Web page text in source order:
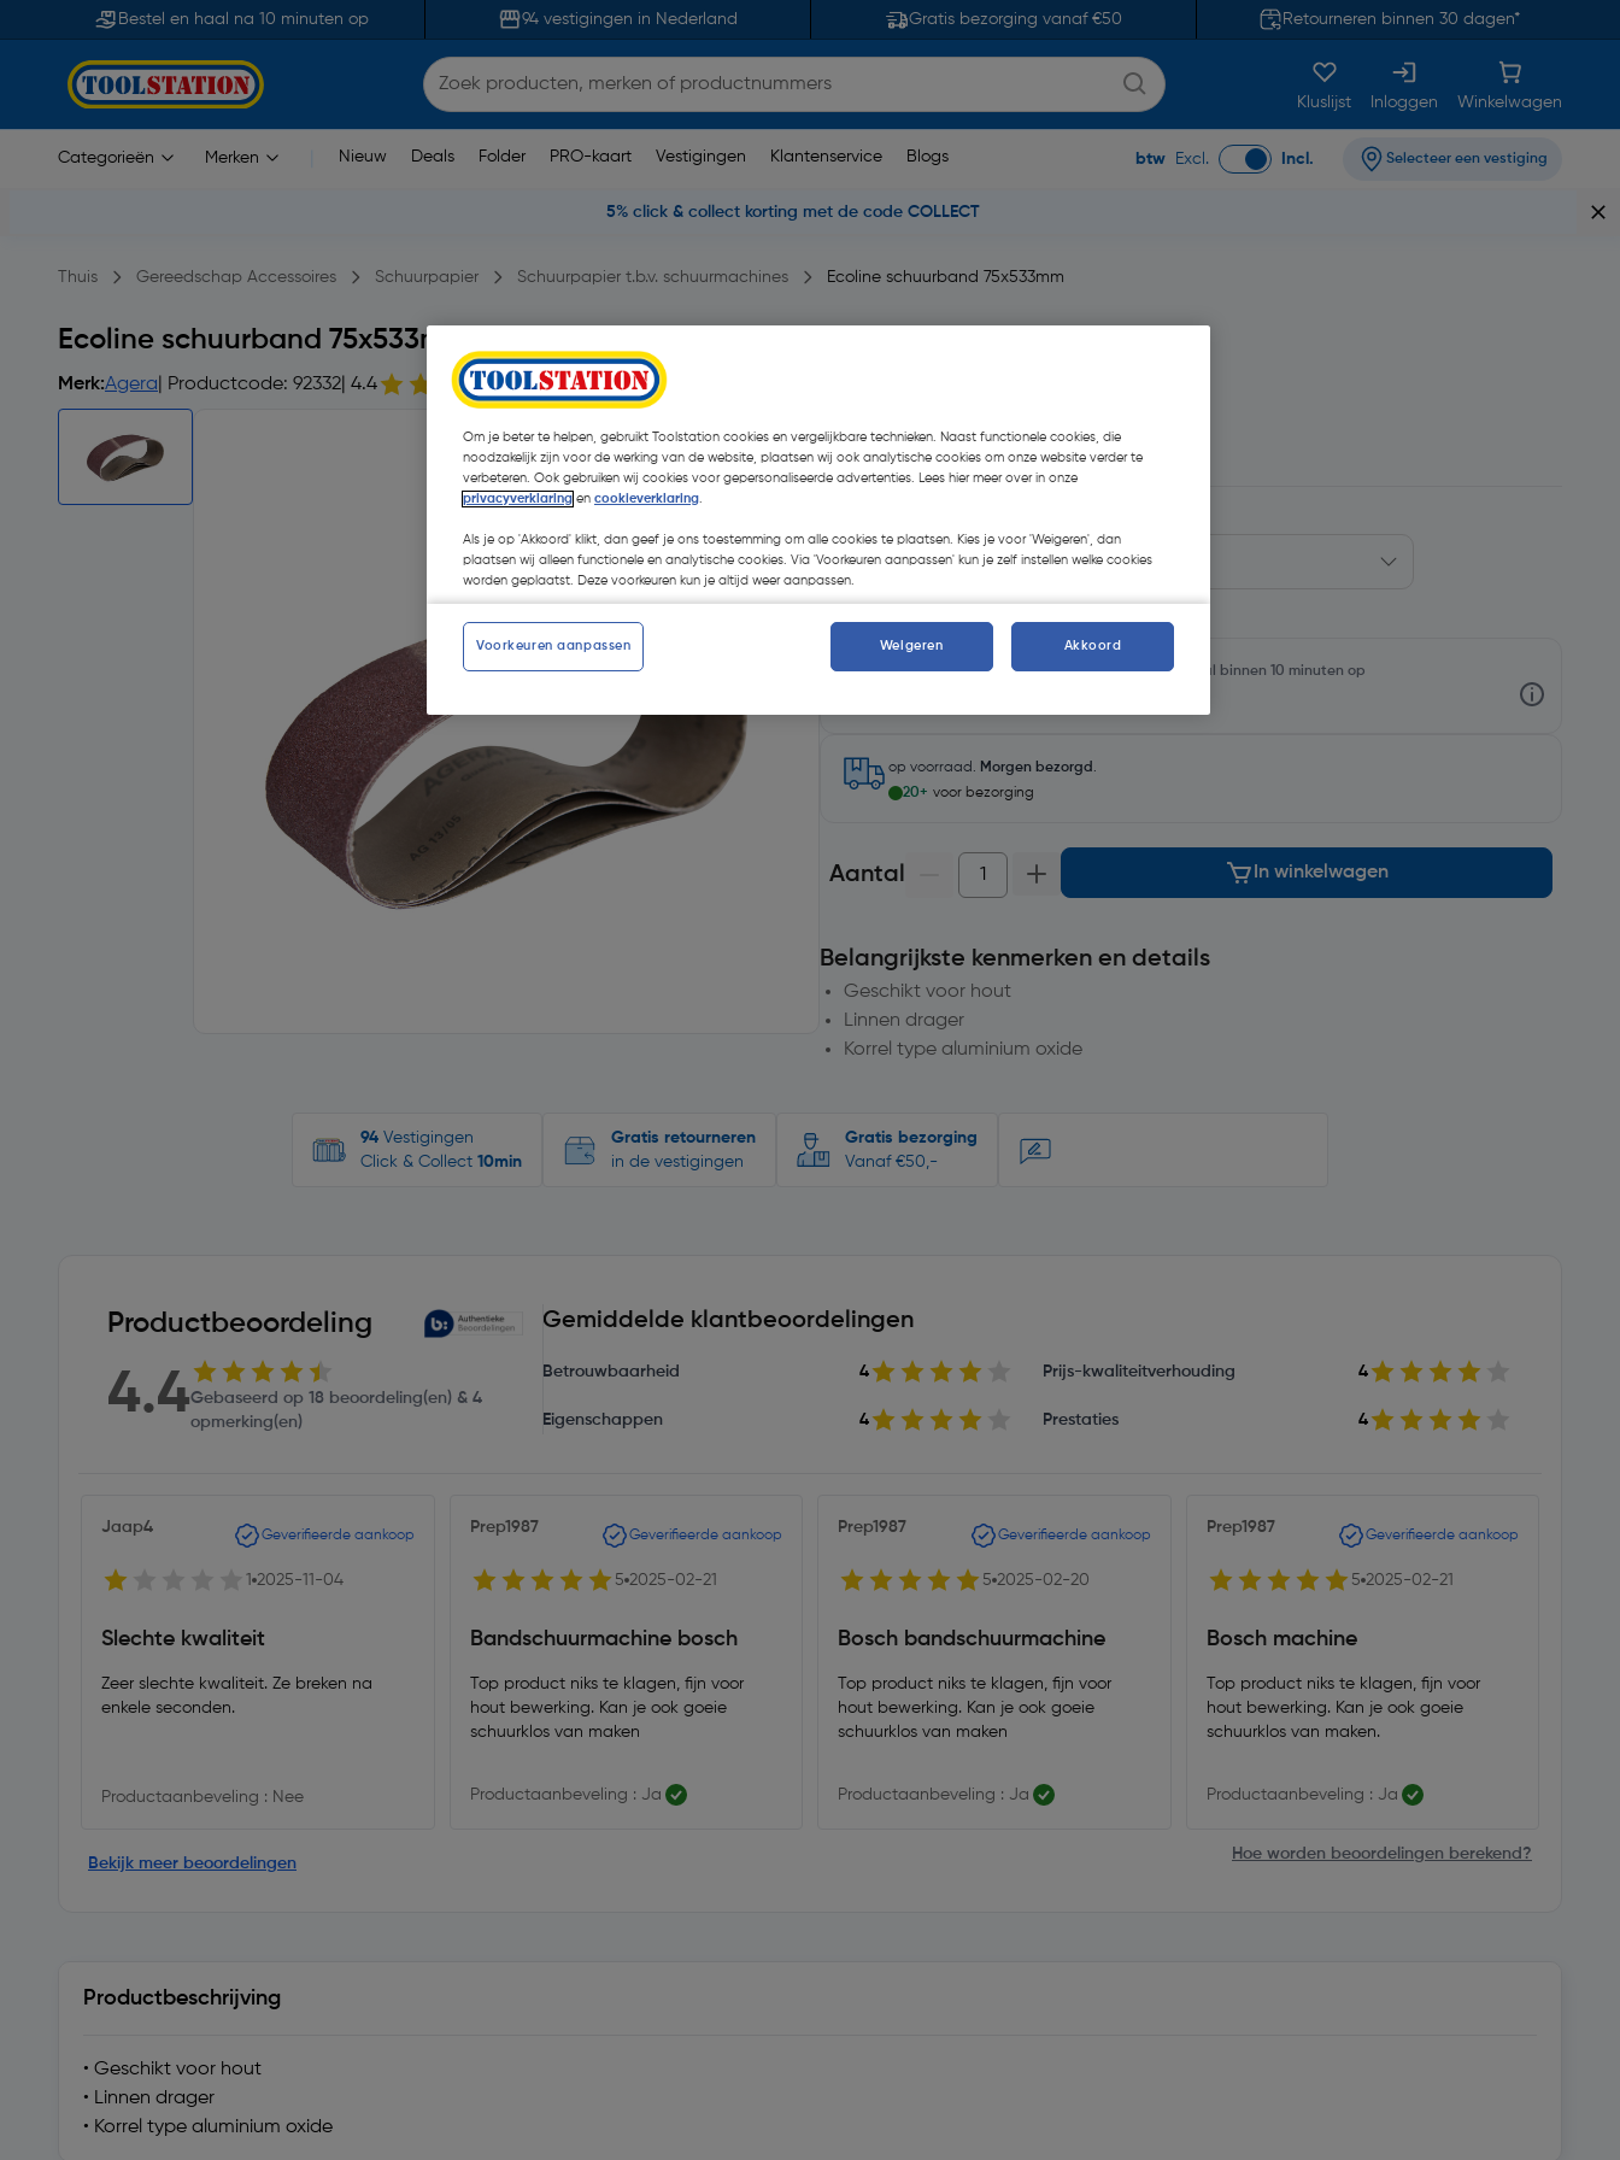
Bestel en haal na 10 minuten op 94 vestigingen in Nederland Gratis bezorging vanaf €50 Retourneren binnen 30 dagen*
Kluslijst Inloggen Winkelwagen
Categorieën Merken Nieuw Deals Folder PRO-kaart Vestigingen Klantenservice Blogs btw Excl. Incl. Selecteer een vestiging
5% click & collect korting met de code COLLECT
Thuis Gereedschap Accessoires Schuurpapier Schuurpapier t.b.v. schuurmachines Ecoline schuurband 75x533mm
Ecoline schuurband 75x533mm 80 Grit
Merk:Agera | Productcode: 92332 | 4.4 18 opmerking(en)
€ 2,01| Excl. btw € 1,66
Selecteer winkel - Bekijk voorraadniveaus en haal binnen 10 minuten op
op voorraad. Morgen bezorgd .
20+ voor bezorging
Aantal In winkelwagen
Belangrijkste kenmerken en details
Geschikt voor hout
Linnen drager
Korrel type aluminium oxide
94 Vestigingen
Click & Collect 10min
Gratis retourneren
in de vestigingen
Gratis bezorging
Vanaf €50,-
Productbeoordeling
4.4Gebaseerd op 18 beoordeling(en) & 4
opmerking(en)
Gemiddelde klantbeoordelingen
Betrouwbaarheid 4 Prijs-kwaliteitverhouding 4
Eigenschappen 4 Prestaties 4
Jaap4 Geverifieerde aankoop
1 2025-11-04
Slechte kwaliteit
Zeer slechte kwaliteit. Ze breken na
enkele seconden.
Productaanbeveling : Nee
Prep1987 Geverifieerde aankoop
5 2025-02-21
Bandschuurmachine bosch
Top product niks te klagen, fijn voor
hout bewerking. Kan je ook goeie
schuurklos van maken
Productaanbeveling : Ja
Prep1987 Geverifieerde aankoop
5 2025-02-20
Bosch bandschuurmachine
Top product niks te klagen, fijn voor
hout bewerking. Kan je ook goeie
schuurklos van maken
Productaanbeveling : Ja
Prep1987 Geverifieerde aankoop
5 2025-02-21
Bosch machine
Top product niks te klagen, fijn voor
hout bewerking. Kan je ook goeie
schuurklos van maken.
Productaanbeveling : Ja
Bekijk meer beoordelingen
Hoe worden beoordelingen berekend?
Productbeschrijving
• Geschikt voor hout
• Linnen drager
• Korrel type aluminium oxide
Om je beter te helpen, gebruikt Toolstation cookies en vergelijkbare technieken. Naast functionele cookies, die
noodzakelijk zijn voor de werking van de website, plaatsen wij ook analytische cookies om onze website verder te
verbeteren. Ook gebruiken wij cookies voor gepersonaliseerde advertenties. Lees hier meer over in onze
privacyverklaring en cookieverklaring.
Als je op 'Akkoord' klikt, dan geef je ons toestemming om alle cookies te plaatsen. Kies je voor 'Weigeren', dan
plaatsen wij alleen functionele en analytische cookies. Via 'Voorkeuren aanpassen' kun je zelf instellen welke cookies
worden geplaatst. Deze voorkeuren kun je altijd weer aanpassen.
Voorkeuren aanpassen Weigeren Akkoord